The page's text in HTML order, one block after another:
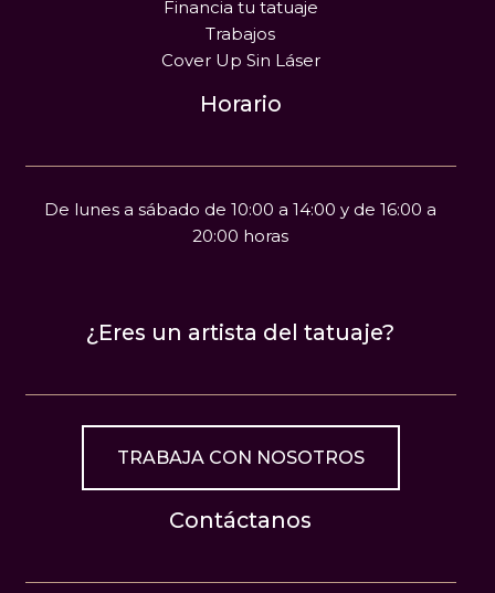
Financia tu tatuaje
Trabajos
Cover Up Sin Láser
Horario
De lunes a sábado de 10:00 a 14:00 y de 16:00 a
20:00 horas
¿Eres un artista del tatuaje?
TRABAJA CON NOSOTROS
Contáctanos